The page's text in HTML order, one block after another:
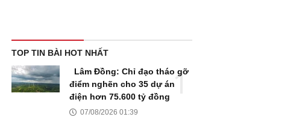
TOP TIN BÀI HOT NHẤT
Lâm Đồng: Chỉ đạo tháo gỡ
điểm nghẽn cho 35 dự án
điện hơn 75.600 tỷ đồng
07/08/2026 01:39